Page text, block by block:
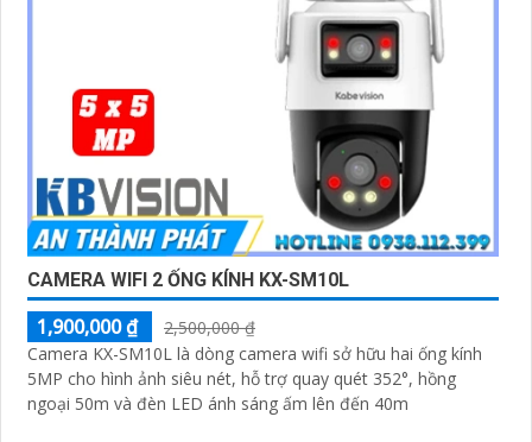
CAMERA WIFI 2 ỐNG KÍNH KX-SM10L
1,900,000 ₫
2,500,000 ₫
Camera KX-SM10L là dòng camera wifi sở hữu hai ống kính
5MP cho hình ảnh siêu nét, hỗ trợ quay quét 352°, hồng
ngoại 50m và đèn LED ánh sáng ấm lên đến 40m